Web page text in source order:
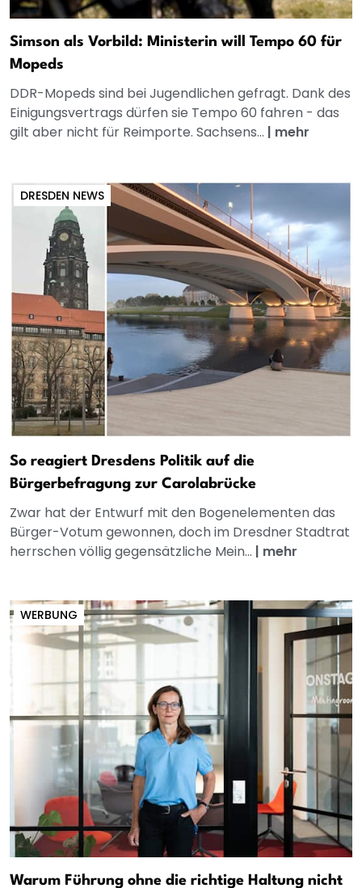
Simson als Vorbild: Ministerin will Tempo 60 für
Mopeds
DDR-Mopeds sind bei Jugendlichen gefragt. Dank des
Einigungsvertrags dürfen sie Tempo 60 fahren - das
gilt aber nicht für Reimporte. Sachsens... | mehr
DRESDEN NEWS
So reagiert Dresdens Politik auf die
Bürgerbefragung zur Carolabrücke
Zwar hat der Entwurf mit den Bogenelementen das
Bürger-Votum gewonnen, doch im Dresdner Stadtrat
herrschen völlig gegensätzliche Mein... | mehr
WERBUNG
Warum Führung ohne die richtige Haltung nicht